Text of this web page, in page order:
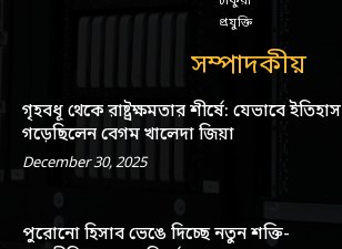
প্রযুক্তি
সম্পাদকীয়
গৃহবধূ থেকে রাষ্ট্রক্ষমতার শীর্ষে: যেভাবে ইতিহাস
গড়েছিলেন বেগম খালেদা জিয়া
December 30, 2025
পুরোনো হিসাব ভেঙে দিচ্ছে নতুন শক্তি-